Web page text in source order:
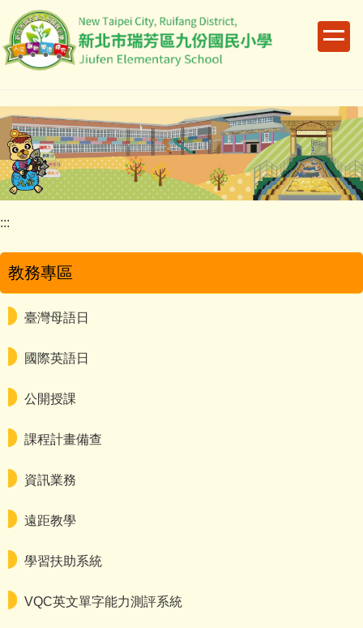
到
主
容
區
:::
教務專區
臺灣母語日
國際英語日
公開授課
課程計畫備查
資訊業務
遠距教學
學習扶助系統
VQC英文單字能力測評系統